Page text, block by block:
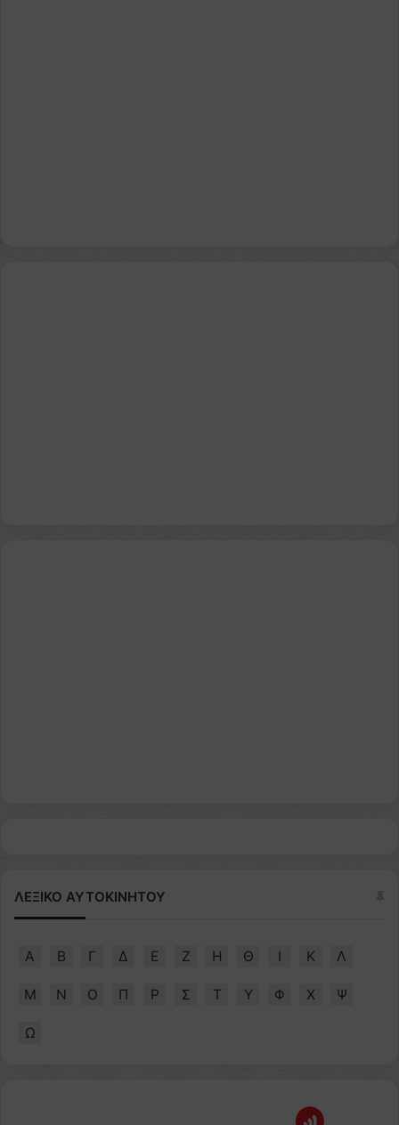
ΛΕΞΙΚΟ ΑΥΤΟΚΙΝΗΤΟΥ
Α Β Γ Δ Ε Ζ Η Θ Ι Κ Λ
Μ Ν Ο Π Ρ Σ Τ Υ Φ Χ Ψ
Ω